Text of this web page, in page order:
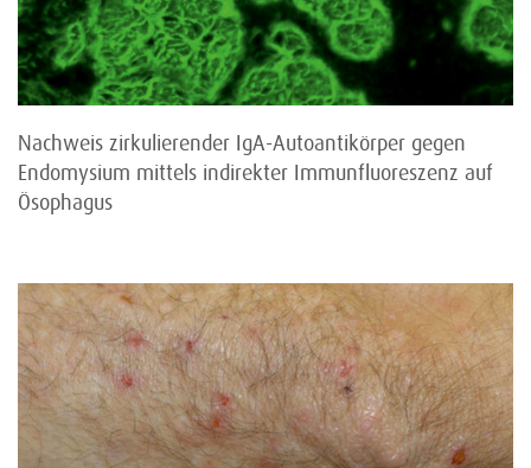
Nachweis zirkulierender IgA-Autoantikörper gegen
Endomysium mittels indirekter Immunfluoreszenz auf
Ösophagus